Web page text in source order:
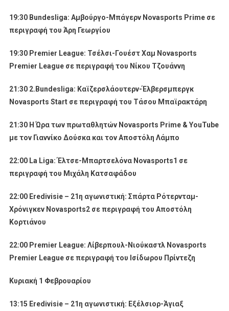
19:30 Bundesliga: Αμβούργο-Μπάγερν Novasports Prime σε
περιγραφή του Άρη Γεωργίου
19:30 Premier League: Τσέλσι-Γουέστ Χαμ Novasports
Premier League σε περιγραφή του Νίκου Τζουάννη
21:30 2. Bundesliga: Καϊζερσλάουτερν-Έλβερσμπεργκ
Novasports Start σε περιγραφή του Τάσου Μπαϊρακτάρη
21:30 Η Ώρα των πρωταθλητών Novasports Prime & YouTube
με τον Γιαννίκο Δούσκα και τον Αποστόλη Λάμπο
22:00 La Liga: Έλτσε-Μπαρτσελόνα Novasports1 σε
περιγραφή του Μιχάλη Κατσαφάδου
22:00 Eredivisie– 21η αγωνιστική: Σπάρτα Ρότερνταμ-
Χρόνιγκεν Novasports2 σε περιγραφή του Αποστόλη
Κορτιάνου
22:00 Premier League: Λίβερπουλ-Νιούκαστλ Novasports
Premier League σε περιγραφή του Ισίδωρου Πρίντεζη
Κυριακή 1 Φεβρουαρίου
13:15 Eredivisie – 21η αγωνιστική: Εξέλσιορ-Άγιαξ